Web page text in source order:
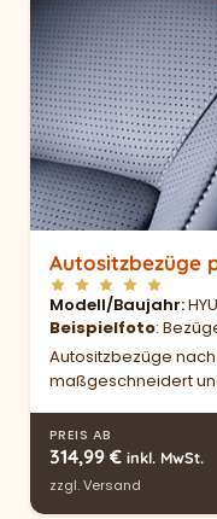
Autositzbezüge
Modell/Baujahr
Beispielfoto:
Autositzbezüge
maßgeschneidert
PREIS AB
314,99 € inkl. MwSt.
zzgl.Versand